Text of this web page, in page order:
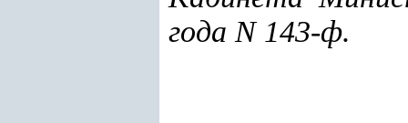
года N 143-ф.